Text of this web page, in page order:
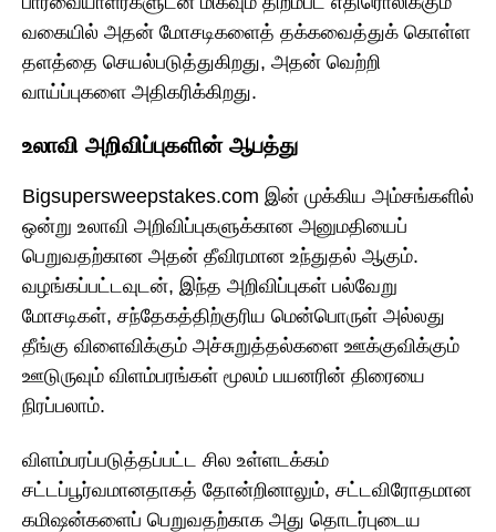
வகையில் அதன் மோசடிகளைத் தக்கவைத்துக் கொள்ள
தளத்தை செயல்படுத்துகிறது, அதன் வெற்றி
வாய்ப்புகளை அதிகரிக்கிறது.
உலாவி அறிவிப்புகளின் ஆபத்து
Bigsupersweepstakes.com இன் முக்கிய அம்சங்களில்
ஒன்று உலாவி அறிவிப்புகளுக்கான அனுமதியைப்
பெறுவதற்கான அதன் தீவிரமான உந்துதல் ஆகும்.
வழங்கப்பட்டவுடன், இந்த அறிவிப்புகள் பல்வேறு
மோசடிகள், சந்தேகத்திற்குரிய மென்பொருள் அல்லது
தீங்கு விளைவிக்கும் அச்சுறுத்தல்களை ஊக்குவிக்கும்
ஊடுருவும் விளம்பரங்கள் மூலம் பயனரின் திரையை
நிரப்பலாம்.
விளம்பரப்படுத்தப்பட்ட சில உள்ளடக்கம்
சட்டப்பூர்வமானதாகத் தோன்றினாலும், சட்டவிரோதமான
கமிஷன்களைப் பெறுவதற்காக அது தொடர்புடைய